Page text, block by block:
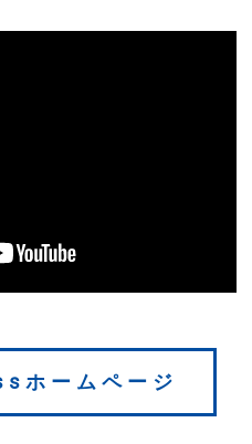
ホームページ